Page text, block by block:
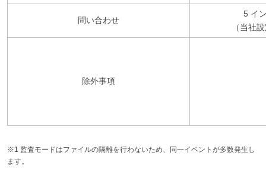
問い合わせ
5 イ
（当社
除外事項
※1 監査モードはファイルの隔離を行わないため、同一イベントが多数発生し
ます。